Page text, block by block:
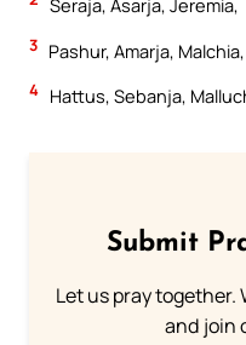
Seraja, Asarja, Jeremia,
3 Pashur, Amarja, Malchia,
4 Hattus, Sebanja,
Submit
Let us pray
and join